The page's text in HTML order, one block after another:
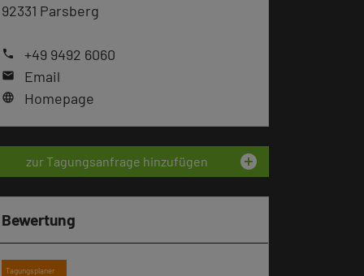
92331 Parsberg
phone +49 9492 6060
mail Email
language Homepage
zur Tagungsanfrage hinzufügen add_circle
Bewertung
Tagungsplaner